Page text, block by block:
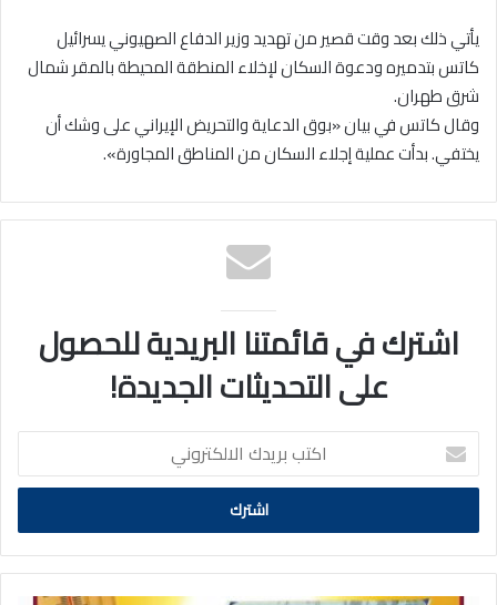
يأتي ذلك بعد وقت قصير من تهديد وزير الدفاع الصهيوني يسرائيل
كاتس بتدميره ودعوة السكان لإخلاء المنطقة المحيطة بالمقر شمال
شرق طهران.
وقال كاتس في بيان «بوق الدعاية والتحريض الإيراني على وشك أن
يختفي. بدأت عملية إجلاء السكان من المناطق المجاورة».
اشترك في قائمتنا البريدية للحصول
على التحديثات الجديدة!
اكتب
بريدك
الالكتروني